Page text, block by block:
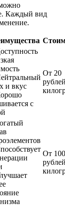
Каждый вид
и вкус
с
От 20
От 100